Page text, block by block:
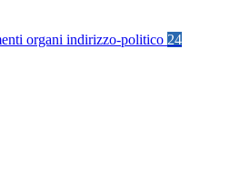
organi indirizzo-politico 24